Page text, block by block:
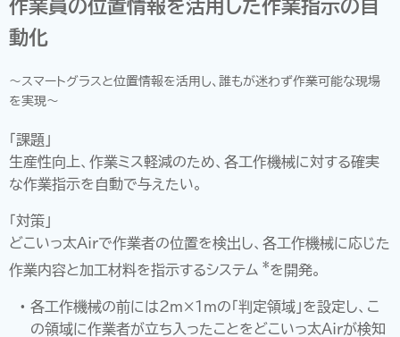
作業員の位置情報を活用した作業指示の自
動化
～スマートグラスと位置情報を活用し、誰もが迷わず作業可能な現場
を実現～
「課題」
生産性向上、作業ミス軽減のため、各工作機械に対する確実
な作業指示を自動で与えたい。
「対策」
どこいっ太Airで作業者の位置を検出し、各工作機械に応じた
作業内容と加工材料を指示するシステム *を開発。
各工作機械の前には2m×1mの「判定領域」を設定し、こ
の領域に作業者が立ち入ったことをどこいっ太Airが検知